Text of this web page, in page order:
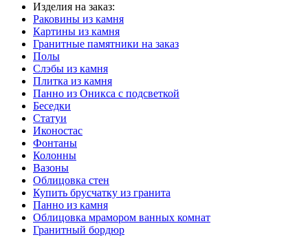
Изделия на заказ:
Раковины из камня
Картины из камня
Гранитные памятники на заказ
Полы
Слэбы из камня
Плитка из камня
Панно из Оникса с подсветкой
Беседки
Статуи
Иконостас
Фонтаны
Колонны
Вазоны
Облицовка стен
Купить брусчатку из гранита
Панно из камня
Облицовка мрамором ванных комнат
Гранитный бордюр